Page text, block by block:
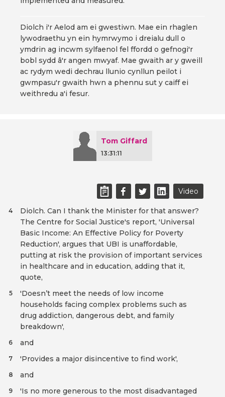
Diolch i'r Aelod am ei gwestiwn. Mae ein rhaglen
lywodraethu yn ein hymrwymo i dreialu dull o
ymdrin ag incwm sylfaenol fel ffordd o gefnogi'r
bobl sydd â'r angen mwyaf. Mae gwaith ar y gweill
ac rydym wedi dechrau llunio cynllun peilot i
gwmpasu'r gwaith hwn a phennu sut y caiff ei
weithredu a'i fesur.
Tom Giffard
13:31:11
Video
Diolch. Can I thank the Minister for that answer?
The Centre for Social Justice's report, 'Universal
Basic Income: An Effective Policy for Poverty
Reduction', argues that UBI is unaffordable,
putting at risk the provision of important services
in healthcare and in education, adding that it,
quote,
4
'Doesn’t meet the needs of low income
households facing complex problems such as
drug addiction, dangerous debt, and family
breakdown',
5
and
6
'Provides a major disincentive to find work',
7
and
8
'Is no more generous to the most disadvantaged
9